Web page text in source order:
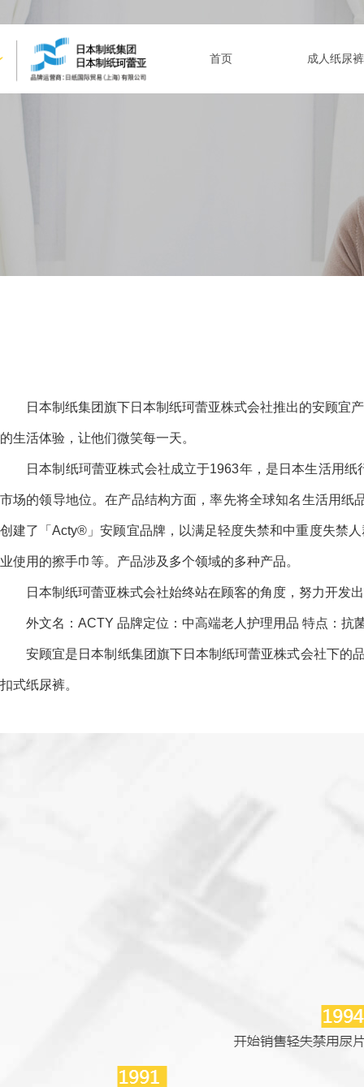
首页 成人纸尿裤
日本制纸集团旗下日本制纸珂蕾亚株式会社推出的安顾宜
的生活体验，让他们微笑每一天。
日本制纸珂蕾亚株式会社成立于1963年，是日本生活用
市场的领导地位。在产品结构方面，率先将全球知名生活用
创建了「Acty®」安顾宜品牌，以满足轻度失禁和中重度失禁
业使用的擦手巾等。产品涉及多个领域的多种产品。
日本制纸珂蕾亚株式会社始终站在顾客的角度，努力开发
外文名：ACTY 品牌定位：中高端老人护理用品 特点：抗
安顾宜是日本制纸集团旗下日本制纸珂蕾亚株式会社下的
扣式纸尿裤。